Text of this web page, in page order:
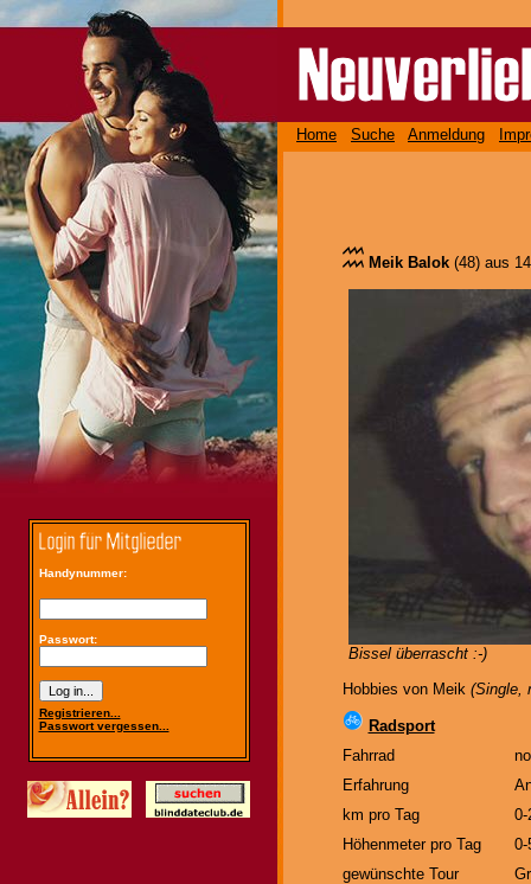
Handynummer:
Passwort:
Registrieren...
Passwort vergessen...
Home Suche Anmeldung
Meik Balok(48) aus
Bissel überrascht :-)
Hobbies von Meik (Single,
Radsport
Fahrrad
Erfahrung
km pro Tag
0-
Höhenmeter pro Tag
0-
gewünschte Tour